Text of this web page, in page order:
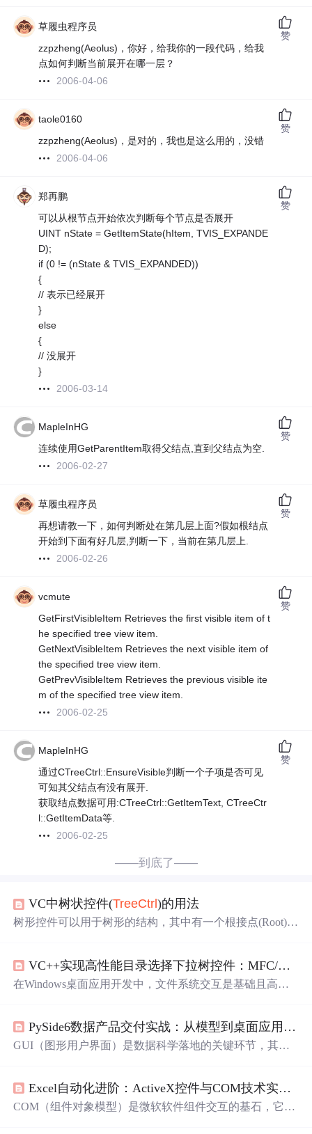
草履虫程序员
zzpzheng(Aeolus)，你好，给我你的一段代码，给我
点如何判断当前展开在哪一层？
2006-04-06
赞
taole0160
zzpzheng(Aeolus)，是对的，我也是这么用的，没错
2006-04-06
赞
郑再鹏
可以从根节点开始依次判断每个节点是否展开
UINT nState = GetItemState(hItem, TVIS_EXPANDE
D);
if (0 != (nState & TVIS_EXPANDED))
{
// 表示已经展开
}
else
{
// 没展开
}
2006-03-14
赞
MapleInHG
连续使用GetParentItem取得父结点,直到父结点为空.
2006-02-27
赞
草履虫程序员
再想请教一下，如何判断处在第几层上面?假如根结点
开始到下面有好几层,判断一下，当前在第几层上.
2006-02-26
赞
vcmute
GetFirstVisibleItem Retrieves the first visible item of t
he specified tree view item.
GetNextVisibleItem Retrieves the next visible item of
the specified tree view item.
GetPrevVisibleItem Retrieves the previous visible ite
m of the specified tree view item.
2006-02-25
赞
MapleInHG
通过CTreeCtrl::EnsureVisible判断一个子项是否可见
可知其父结点有没有展开.
获取结点数据可用:CTreeCtrl::GetItemText, CTreeCtr
l::GetItemData等.
2006-02-25
赞
——到底了——
VC中树状控件(TreeCtrl)的用法
树形控件可以用于树形的结构，其中有一个根接点(Root)然
的各种操作。通过调用 BOOL Create( DWORD dwStyle, co
nst RECT& rect, CWnd* pParentWnd, UINT nID ); 创建一个
VC++实现高性能目录选择下拉树控件：MFC/Win32动态加载与异步优化
在Windows桌面应用开发中，文件系统交互是基础且高频
控件机制，通过树形结构直观展示目录层级。这项技术的
价值在于提升应用的专业性和用户体验，替代系统默认对
景。本文聚焦于利用VC++（MFC/Win32）实现一个嵌入式
的目录选择下拉树控件，重点解决了动态加载和异步优化
等性能瓶颈，确保控件在大
PySide6数据产品交付实战：从模型到桌面应用的完整链路
GUI（图形用户界面）是数据科学落地的关键环节，其核
生渲染、高DPI支持、Matplotlib/Seaborn无缝集成等特性，
成为数据产品‘最后一公里’交付的工业级选择。它不替代pa
Excel自动化进阶：ActiveX控件与COM技术实战指南
COM（组件对象模型）是微软软件组件交互的基石，它定